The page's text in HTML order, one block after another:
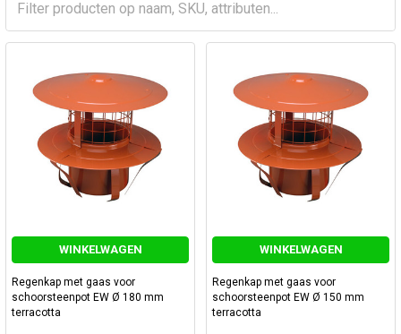
WINKELWAGEN
Regenkap met gaas voor
schoorsteenpot EW Ø 180 mm
terracotta
WINKELWAGEN
Regenkap met gaas voor
schoorsteenpot EW Ø 150 mm
terracotta